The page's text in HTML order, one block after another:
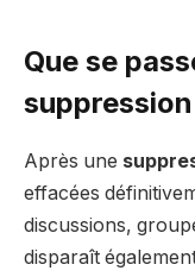
Que se
Après une
effacées
discussions,
disparaît